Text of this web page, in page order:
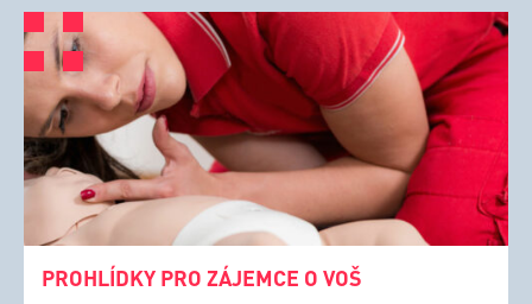
PROHLÍDKY PRO ZÁJEMCE O VOŠ